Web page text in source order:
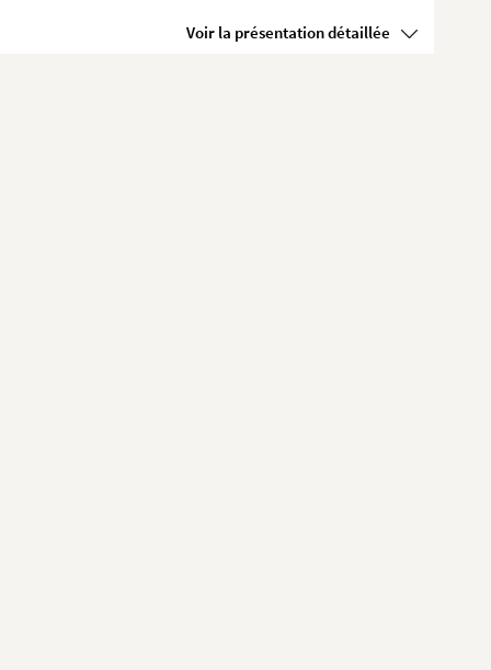
Voir la présentation détaillée